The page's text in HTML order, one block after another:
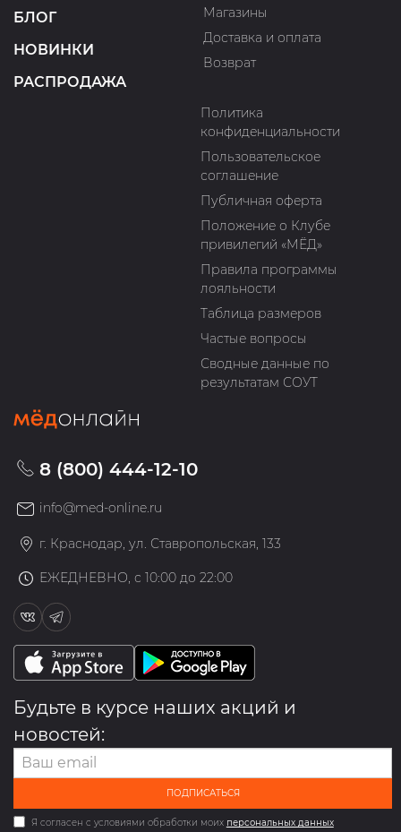
БЛОГ
НОВИНКИ
РАСПРОДАЖА
Магазины
Доставка и оплата
Возврат
Политика
конфиденциальности
Пользовательское
соглашение
Публичная оферта
Положение о Клубе
привилегий «МЁД»
Правила программы
лояльности
Таблица размеров
Частые вопросы
Сводные данные по
результатам СОУТ
8 (800) 444-12-10
info@med-online.ru
г. Краснодар, ул. Ставропольская, 133
ЕЖЕДНЕВНО, с 10:00 до 22:00
Будьте в курсе наших акций и
новостей:
ПОДПИСАТЬСЯ
Я согласен с условиями обработки моих персональных данных